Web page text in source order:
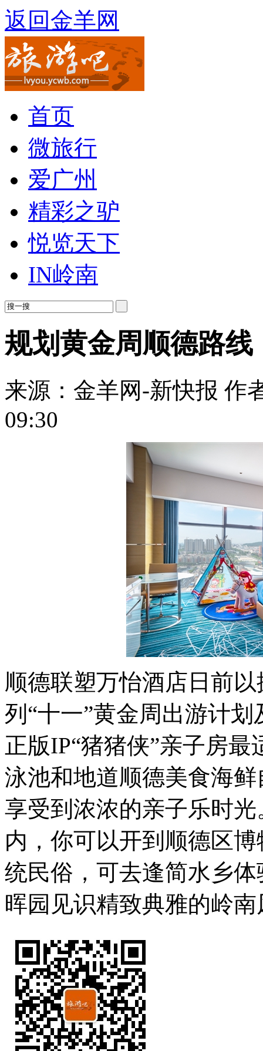
返回金羊网
首页
微旅行
爱广州
精彩之驴
悦览天下
IN岭南
规划黄金周顺德路线
来源：金羊网-新快报 作
09:30
顺德联塑万怡酒店日前
列“十一”黄金周出游计
正版IP“猪猪侠”亲子房
泳池和地道顺德美食海
享受到浓浓的亲子乐时
内，你可以开到顺德区
统民俗，可去逢简水乡
晖园见识精致典雅的岭